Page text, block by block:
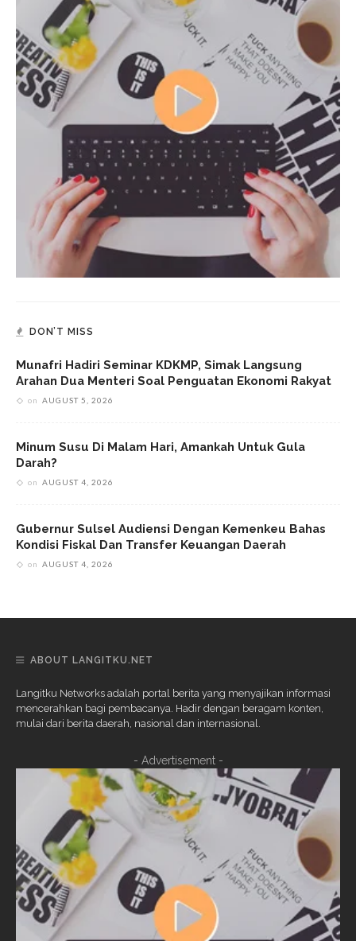
DON’T MISS
Munafri Hadiri Seminar KDKMP, Simak Langsung
Arahan Dua Menteri Soal Penguatan Ekonomi Rakyat
on AUGUST 5, 2026
Minum Susu Di Malam Hari, Amankah Untuk Gula
Darah?
on AUGUST 4, 2026
Gubernur Sulsel Audiensi Dengan Kemenkeu Bahas
Kondisi Fiskal Dan Transfer Keuangan Daerah
on AUGUST 4, 2026
ABOUT LANGITKU.NET
Langitku Networks adalah portal berita yang menyajikan informasi
mencerahkan bagi pembacanya. Hadir dengan beragam konten,
mulai dari berita daerah, nasional dan internasional.
- Advertisement -